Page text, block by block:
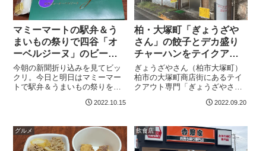
マミーマートの駅弁＆う
まいもの祭りで四谷「オ
ーベルジーヌ」のビーフ
カレーをテイクアウト！
今朝の新聞折り込みを見てビッ
クリ。今日と明日はマミーマー
トで駅弁＆うまいもの祭りをや
か。峠の釜めしはもちろん、肉
ミーマート中和倉店そんななか
で目を惹いたのが、東京・四谷
の「オーベルジー...
2022.10.15
柏・大塚町「ぎょうざや
さん」の餃子とデカ盛り
チャーハンをテイクアウ
ト！ ボリューム満点で
コスパ最高。
ぎょうざやさん（柏市大塚町）
柏市の大塚町商店街にあるテイ
クアウト専門「ぎょうざやさ
お店のようですが、「餃子でも
いに行くというので同行しまし
た。編集長はペーパードライバ
ーなので高齢ドライ...
2022.09.20
グルメ 飲食店